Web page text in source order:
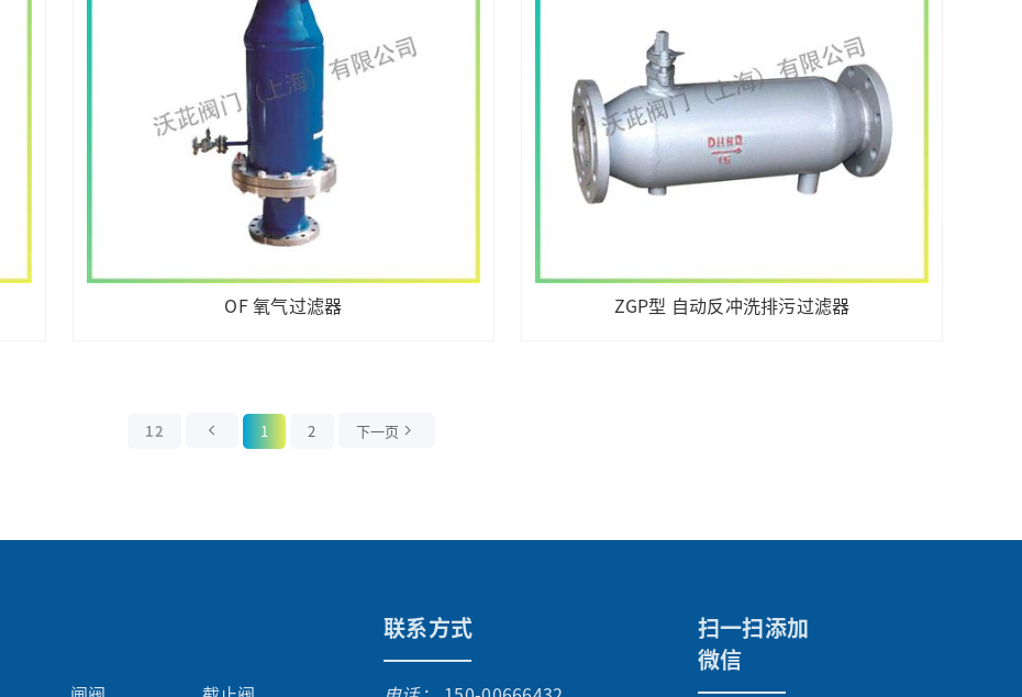
OF 氧气过滤器 ZGP型 自动反冲洗排污过滤器
12 1 2 下一页
联系方式
扫一扫添加
微信